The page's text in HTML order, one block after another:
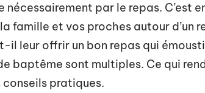
par le repas. C’est
famille et vos proches autour d’un
leur offrir un bon repas qui
baptême sont multiples. Ce qui
pratiques.